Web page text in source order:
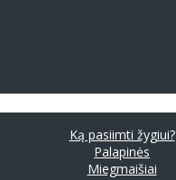
Ką pasiimti žygiui?
Palapinės
Miegmaišiai